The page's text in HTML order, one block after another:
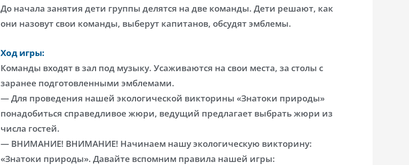
До начала занятия дети группы делятся на две команды. Дети решают, как
они назовут свои команды, выберут капитанов, обсудят эмблемы.
Ход игры:
Команды входят в зал под музыку. Усаживаются на свои места, за столы с
заранее подготовленными эмблемами.
— Для проведения нашей экологической викторины «Знатоки природы»
понадобиться справедливое жюри, ведущий предлагает выбрать жюри из
числа гостей.
— ВНИМАНИЕ! ВНИМАНИЕ! Начинаем нашу экологическую викторину:
«Знатоки природы». Давайте вспомним правила нашей игры: